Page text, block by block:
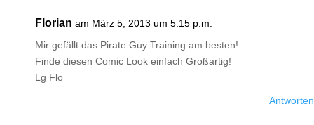
Florian am März 5, 2013 um 5:15 p.m.
Mir gefällt das Pirate Guy Training am besten!
Finde diesen Comic Look einfach Großartig!
Lg Flo
Antworten